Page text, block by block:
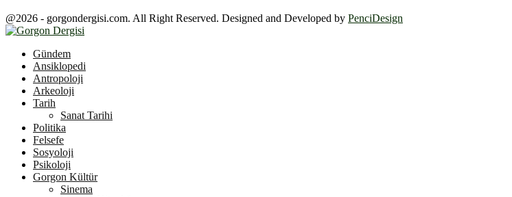
@2026 - gorgondergisi.com. All Right Reserved. Designed and Developed by PenciDesign
Gündem
Ansiklopedi
Antropoloji
Arkeoloji
Tarih
Sanat Tarihi
Politika
Felsefe
Sosyoloji
Psikoloji
Gorgon Kültür
Sinema